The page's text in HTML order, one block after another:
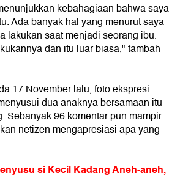
kebahagiaan bahwa saya
Ada banyak hal yang menurut saya
lakukan saat menjadi seorang ibu.
dan itu luar biasa," tambah
17 November lalu, foto ekspresi
dua anaknya bersamaan itu
Sebanyak 96 komentar pun mampir
netizen mengapresiasi apa yang
si Kecil Kadang Aneh-aneh,